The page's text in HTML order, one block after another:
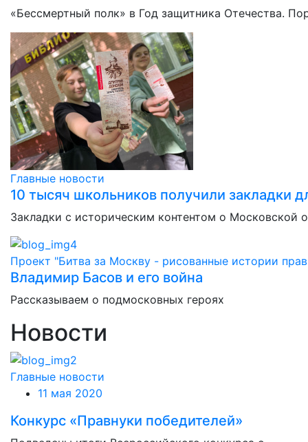
«Бессмертный полк» в Год защитника Отечества.
Главные новости
10 тысяч школьников получили закладки
Закладки с историческим контентом о
Проект "Битва за Москву - рисованные истории
Владимир Басов и его война
Рассказываем о подмосковных героях
Новости
Главные новости
11 мая 2020
Конкурс «Правнуки победителей»